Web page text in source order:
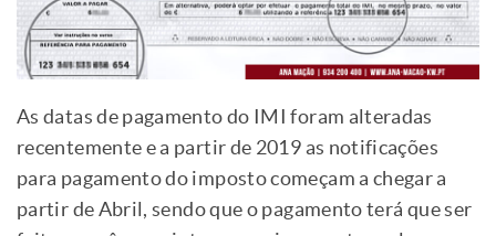
As datas de pagamento do IMI foram alteradas
recentemente e a partir de 2019 as notificações
para pagamento do imposto começam a chegar a
partir de Abril, sendo que o pagamento terá que ser